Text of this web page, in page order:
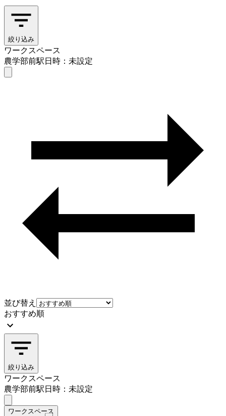
絞り込み
ワークスペース
農学部前駅日時：未設定
並び替え
おすすめ順
絞り込み
ワークスペース
農学部前駅日時：未設定
ワークスペース